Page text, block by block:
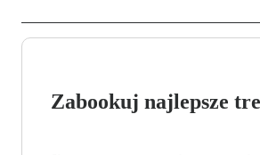
Zabookuj najlepsze